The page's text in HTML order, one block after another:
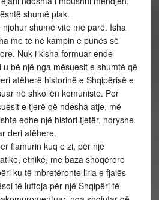
shumë plak.
shumë vite më parë. Isha
me të në kampin e punës së
Nuk i kisha formuar ende
bë një nga mësuesit e shumtë që
atëherë historinë e Shqipërisë e
në shkollën komuniste. Por
e tjerë që ndesha atje, më
edhe një histori tjetër, ndryshe
deri atëhere.
flamurin kuq e zi, për një
etnike, me baza shoqërore
ku të mbretëronte liria e fjalës
të luftoja për një Shqipëri të